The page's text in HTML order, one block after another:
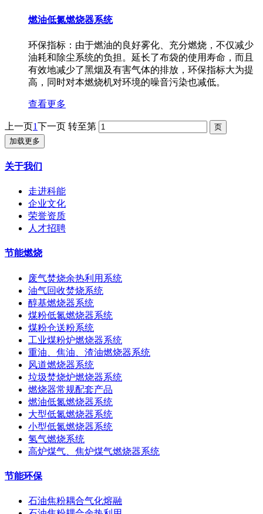
燃油低氮燃烧器系统
环保指标：由于燃油的良好雾化、充分燃烧，不仅减少
油耗和除尘系统的负担。延长了布袋的使用寿命，而且
有效地减少了黑烟及有害气体的排放，环保指标大为提
高，同时对本燃烧机对环境的噪音污染也减低。
查看更多
上一页1下一页 转至第
加载更多
关于我们
走进科能
企业文化
荣誉资质
人才招聘
节能燃烧
废气焚烧余热利用系统
油气回收焚烧系统
醇基燃烧器系统
煤粉低氮燃烧器系统
煤粉仓送粉系统
工业煤粉炉燃烧器系统
重油、焦油、渣油燃烧器系统
风道燃烧器系统
垃圾焚烧炉燃烧器系统
燃烧器常规配套产品
燃油低氮燃烧器系统
大型低氮燃烧器系统
小型低氮燃烧器系统
氢气燃烧系统
高炉煤气、焦炉煤气燃烧器系统
节能环保
石油焦粉耦合气化熔融